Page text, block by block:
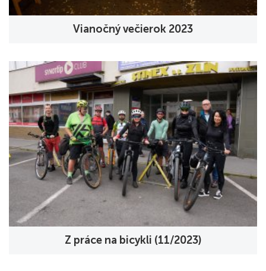
Vianočný večierok 2023
Z práce na bicykli (11/2023)